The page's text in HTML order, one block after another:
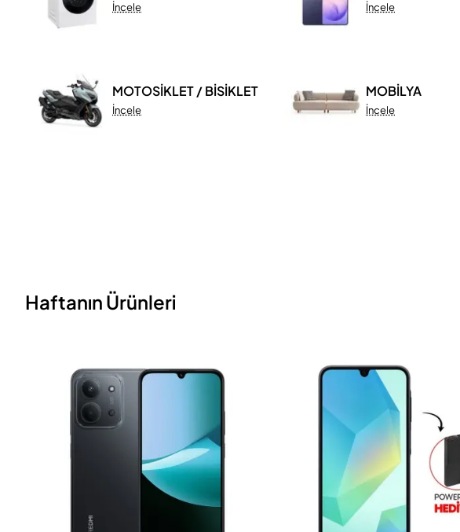
İncele İncele
MOTOSİKLET / BİSİKLET
İncele
MOBİLYA
İncele
Haftanın Ürünleri